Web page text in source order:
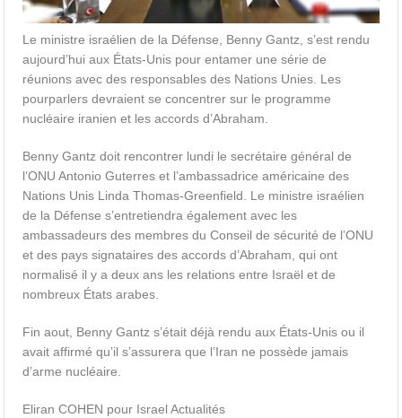
Le ministre israélien de la Défense, Benny Gantz, s’est rendu
aujourd’hui aux États-Unis pour entamer une série de
réunions avec des responsables des Nations Unies. Les
pourparlers devraient se concentrer sur le programme
nucléaire iranien et les accords d’Abraham.
Benny Gantz doit rencontrer lundi le secrétaire général de
l’ONU Antonio Guterres et l’ambassadrice américaine des
Nations Unis Linda Thomas-Greenfield. Le ministre israélien
de la Défense s’entretiendra également avec les
ambassadeurs des membres du Conseil de sécurité de l’ONU
et des pays signataires des accords d’Abraham, qui ont
normalisé il y a deux ans les relations entre Israël et de
nombreux États arabes.
Fin aout, Benny Gantz s’était déjà rendu aux États-Unis ou il
avait affirmé qu’il s’assurera que l’Iran ne possède jamais
d’arme nucléaire.
Eliran COHEN pour Israel Actualités